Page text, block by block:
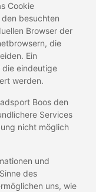
Cookie
besuchten
Browser der
die
Ein
eindeutige
werden.
Boos den
Services
nicht möglich
und
des
uns, wie